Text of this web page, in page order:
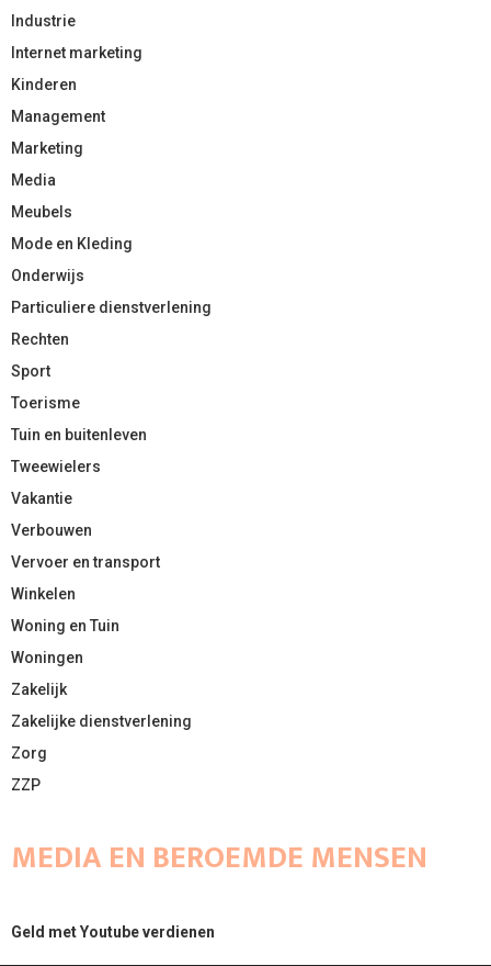
Industrie
Internet marketing
Kinderen
Management
Marketing
Media
Meubels
Mode en Kleding
Onderwijs
Particuliere dienstverlening
Rechten
Sport
Toerisme
Tuin en buitenleven
Tweewielers
Vakantie
Verbouwen
Vervoer en transport
Winkelen
Woning en Tuin
Woningen
Zakelijk
Zakelijke dienstverlening
Zorg
ZZP
MEDIA EN BEROEMDE MENSEN
Geld met Youtube verdienen